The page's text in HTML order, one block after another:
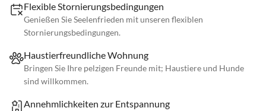
Flexible Stornierungsbedingungen
Genießen Sie Seelenfrieden mit unseren flexiblen
Stornierungsbedingungen.
Haustierfreundliche Wohnung
Bringen Sie Ihre pelzigen Freunde mit; Haustiere und Hunde
sind willkommen.
Annehmlichkeiten zur Entspannung